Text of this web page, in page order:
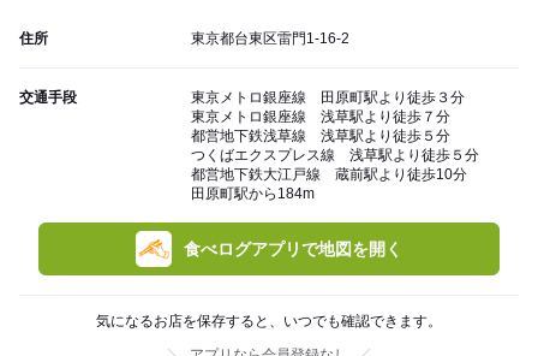
住所 東京都台東区雷門1-16-2
交通手段
東京メトロ銀座線 田原町駅より徒歩３分
東京メトロ銀座線 浅草駅より徒歩７分
都営地下鉄浅草線 浅草駅より徒歩５分
つくばエクスプレス線 浅草駅より徒歩５分
都営地下鉄大江戸線 蔵前駅より徒歩10分
田原町駅から184m
食べログアプリで地図を開く
気になるお店を保存すると、いつでも確認できます。